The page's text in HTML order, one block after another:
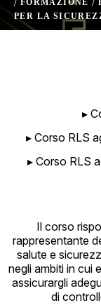
/ FORMAZIONE /
PER LA
▸
▸ Corso RLS
▸ Corso RLS
Il corso
rappresentante
salute e
negli ambiti in cui
assicurargli
di